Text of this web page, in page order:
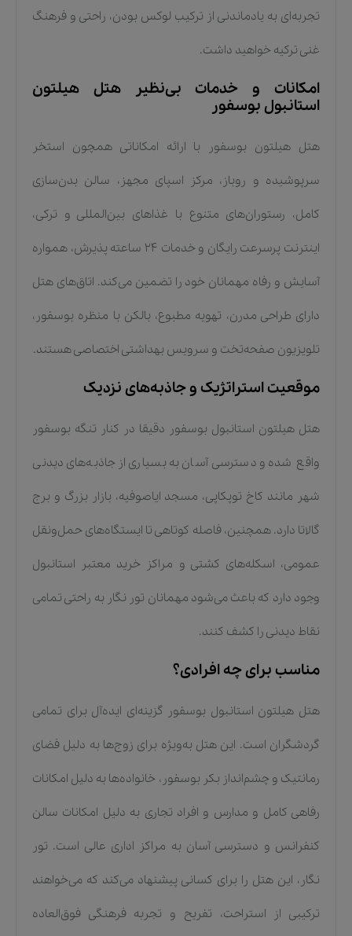
تجربه‌ای به یادماندنی از ترکیب لوکس بودن، راحتی و فرهنگ
غنی ترکیه خواهید داشت.
امکانات و خدمات بی‌نظیر هتل هیلتون
استانبول بوسفور
هتل هیلتون بوسفور با ارائه امکاناتی همچون استخر
سرپوشیده و روباز، مرکز اسپای مجهز، سالن بدن‌سازی
کامل، رستوران‌های متنوع با غذاهای بین‌المللی و ترکی،
اینترنت پرسرعت رایگان و خدمات 24 ساعته پذیرش، همواره
آسایش و رفاه مهمانان خود را تضمین می‌کند. اتاق‌های هتل
دارای طراحی مدرن، تهویه مطبوع، بالکن با منظره بوسفور،
تلویزیون صفحه‌تخت و سرویس بهداشتی اختصاصی هستند.
موقعیت استراتژیک و جاذبه‌های نزدیک
هتل هیلتون استانبول بوسفور دقیقا در کنار تنگه بوسفور
واقع شده و دسترسی آسان به بسیاری از جاذبه‌های دیدنی
شهر مانند کاخ توپکاپی، مسجد ایاصوفیه، بازار بزرگ و برج
گالاتا دارد. همچنین، فاصله کوتاهی تا ایستگاه‌های حمل‌ونقل
عمومی، اسکله‌های کشتی و مراکز خرید معتبر استانبول
وجود دارد که باعث می‌شود مهمانان تور نگار به راحتی تمامی
نقاط دیدنی را کشف کنند.
مناسب برای چه افرادی؟
هتل هیلتون استانبول بوسفور گزینه‌ای ایده‌آل برای تمامی
گردشگران است. این هتل به‌ویژه برای زوج‌ها به دلیل فضای
رمانتیک و چشم‌انداز بکر بوسفور، خانواده‌ها به دلیل امکانات
رفاهی کامل و مدارس و افراد تجاری به دلیل امکانات سالن
کنفرانس و دسترسی آسان به مراکز اداری عالی است. تور
نگار، این هتل را برای کسانی پیشنهاد می‌کند که می‌خواهند
ترکیبی از استراحت، تفریح و تجربه فرهنگی فوق‌العاده